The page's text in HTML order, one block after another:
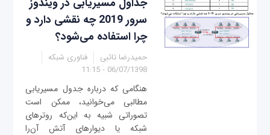
سرور 2019 چه نقشی دارد و
چرا استفاده می‌شود؟
حمیدرضا تائبی
فناوری شبکه
06/07/1398 - 11:15
هنگامی که درباره جدول مسیریابی
مطالبی می‌خوانید، ممکن است
تصوراتی شبیه به این‌که روترهای
شبکه یا دیوارهای آتش آن‌را